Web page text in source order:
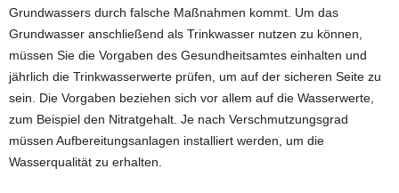
Grundwassers durch falsche Maßnahmen kommt. Um das
Grundwasser anschließend als Trinkwasser nutzen zu können,
müssen Sie die Vorgaben des Gesundheitsamtes einhalten und
jährlich die Trinkwasserwerte prüfen, um auf der sicheren Seite zu
sein. Die Vorgaben beziehen sich vor allem auf die Wasserwerte,
zum Beispiel den Nitratgehalt. Je nach Verschmutzungsgrad
müssen Aufbereitungsanlagen installiert werden, um die
Wasserqualität zu erhalten.